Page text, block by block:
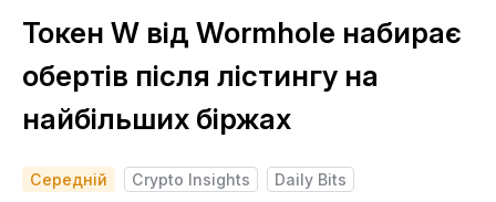
Токен W від Wormhole набирає
обертів після лістингу на
найбільших біржах
Середній Crypto Insights
Daily Bits